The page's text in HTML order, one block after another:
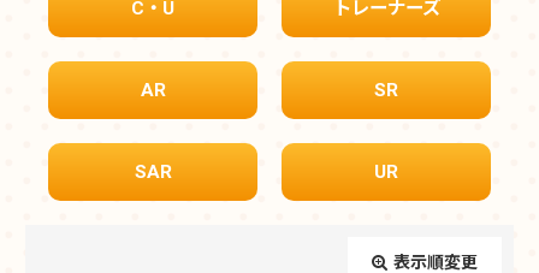
C・U トレーナーズ
AR SR
SAR UR
表示順変更